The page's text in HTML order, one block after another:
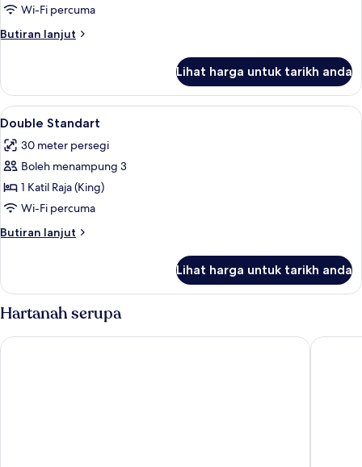
Wi-Fi percuma
Butiran lanjut
Butiran
Suite-
Non-
Smoking
Lihat harga untuk tarikh anda
Lihat
semua
foto
untuk
Double
Standart
Bar mini, kalis bunyi, seterika/papan
14
Double Standart
30 meter persegi
Boleh menampung 3
1 Katil Raja (King)
Wi-Fi percuma
Butiran lanjut
Butiran
Standart
Lihat harga untuk tarikh anda
Hartanah serupa
Kleopatra Blue Hawaii Hotel SEY